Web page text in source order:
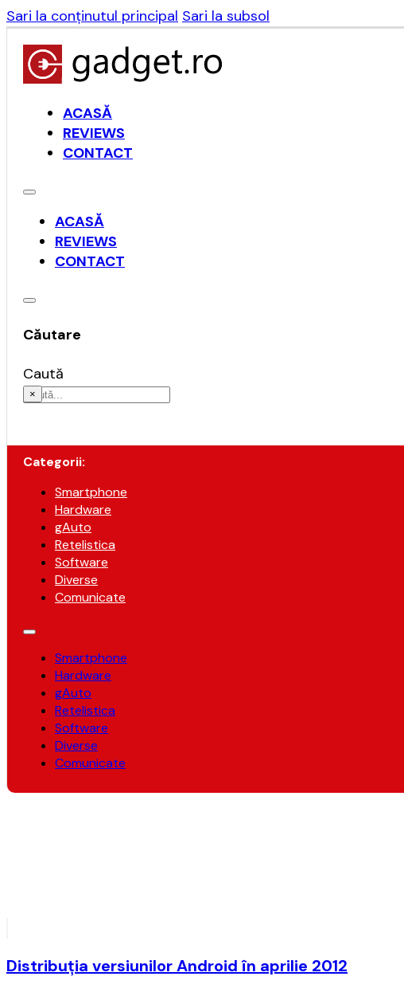
Sari la conținutul principal Sari la subsol
ACASĂ
REVIEWS
CONTACT
ACASĂ
REVIEWS
CONTACT
Căutare
Caută
×
Categorii:
Smartphone
Hardware
gAuto
Retelistica
Software
Diverse
Comunicate
Smartphone
Hardware
gAuto
Retelistica
Software
Diverse
Comunicate
Distribuția versiunilor Android în aprilie 2012